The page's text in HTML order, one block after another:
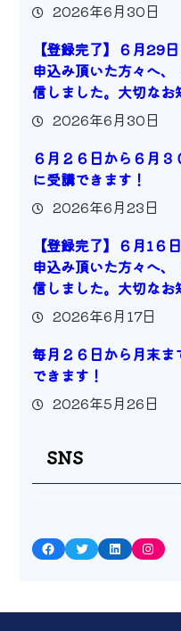
2026年6月30日
【登録完了】６月29
申込み頂いた方々へ
信しました。大切なお
2026年6月30日
６月２６日から６月
に受講できます！
2026年6月23日
【登録完了】６月1６
申込み頂いた方々へ
信しました。大切なお
2026年6月17日
毎月２６日から月末
できます！
2026年5月26日
SNS
Facebook Twitter LinkedIn Instagram